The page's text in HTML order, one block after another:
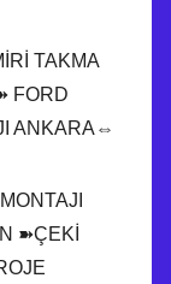
TAKMA
FORD
ANKARA⇔
➽ÇEKİ